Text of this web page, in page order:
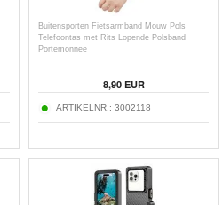
Buitensporten Fietsarmband Mouw Pols
Telefoontas met Rits Lopende Polsband
Portemonnee
8,90EUR
ARTIKELNR.: 3002118